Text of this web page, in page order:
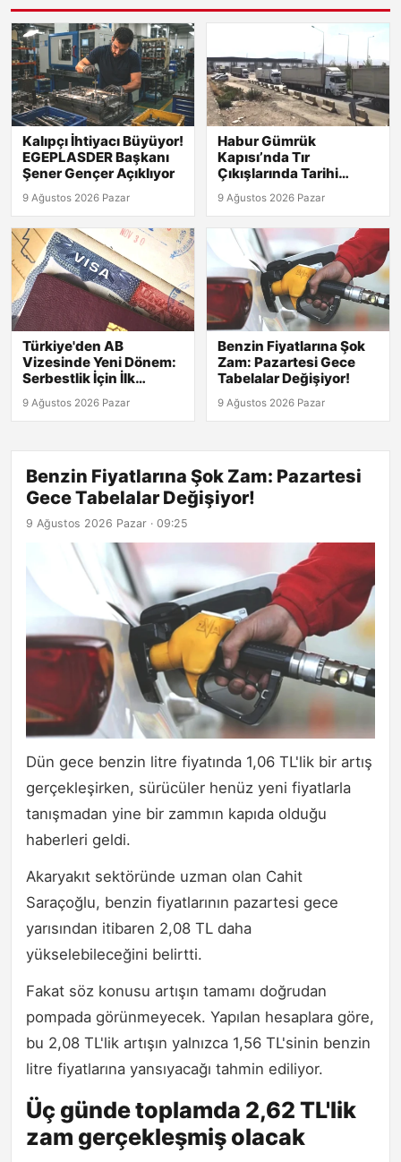
Kalıpçı İhtiyacı Büyüyor!
EGEPLASDER Başkanı
Şener Gençer Açıklıyor
9 Ağustos 2026 Pazar
Habur Gümrük
Kapısı’nda Tır
Çıkışlarında Tarihi
Rekor! 2026 Günlük
Verileri Açıklandı!
9 Ağustos 2026 Pazar
Türkiye'den AB
Vizesinde Yeni Dönem:
Serbestlik İçin İlk
9 Ağustos 2026 Pazar
Benzin Fiyatlarına Şok
Zam: Pazartesi Gece
Tabelalar Değişiyor!
9 Ağustos 2026 Pazar
Benzin Fiyatlarına Şok Zam: Pazartesi
Gece Tabelalar Değişiyor!
9 Ağustos 2026 Pazar · 09:25
Dün gece benzin litre fiyatında 1,06 TL'lik bir artış
gerçekleşirken, sürücüler henüz yeni fiyatlarla
tanışmadan yine bir zammın kapıda olduğu
haberleri geldi.
Akaryakıt sektöründe uzman olan Cahit
Saraçoğlu, benzin fiyatlarının pazartesi gece
yarısından itibaren 2,08 TL daha
yükselebileceğini belirtti.
Fakat söz konusu artışın tamamı doğrudan
pompada görünmeyecek. Yapılan hesaplara göre,
bu 2,08 TL'lik artışın yalnızca 1,56 TL'sinin benzin
litre fiyatlarına yansıyacağı tahmin ediliyor.
Üç günde toplamda 2,62 TL'lik
zam gerçekleşmiş olacak